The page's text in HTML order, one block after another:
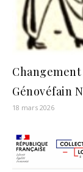
Génovéfain
18 mars 2026